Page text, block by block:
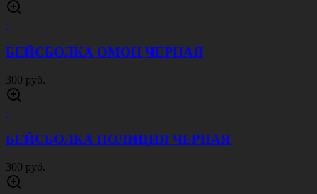
РЕМЕНЬ РОССИЙСКОЙ АРМИИ 50 ММ
1000 руб.
1000 руб.